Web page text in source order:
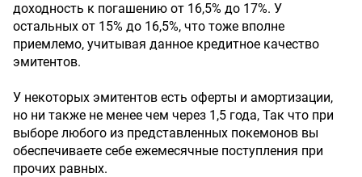
доходность к погашению от 16,5% до 17%. У
остальных от 15% до 16,5%, что тоже вполне
приемлемо, учитывая данное кредитное качество
эмитентов.
У некоторых эмитентов есть оферты и амортизации,
но ни также не менее чем через 1,5 года, Так что при
выборе любого из представленных покемонов вы
обеспечиваете себе ежемесячные поступления при
прочих равных.